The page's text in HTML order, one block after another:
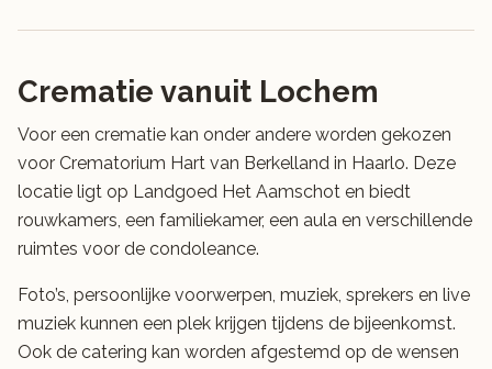
Crematie vanuit Lochem
Voor een crematie kan onder andere worden gekozen
voor Crematorium Hart van Berkelland in Haarlo. Deze
locatie ligt op Landgoed Het Aamschot en biedt
rouwkamers, een familiekamer, een aula en verschillende
ruimtes voor de condoleance.
Foto’s, persoonlijke voorwerpen, muziek, sprekers en live
muziek kunnen een plek krijgen tijdens de bijeenkomst.
Ook de catering kan worden afgestemd op de wensen